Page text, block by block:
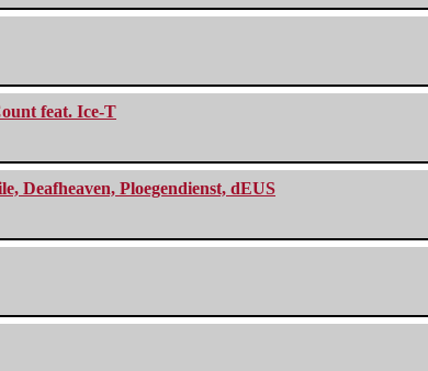
feat. Ice-T
Deafheaven, Ploegendienst, dEUS